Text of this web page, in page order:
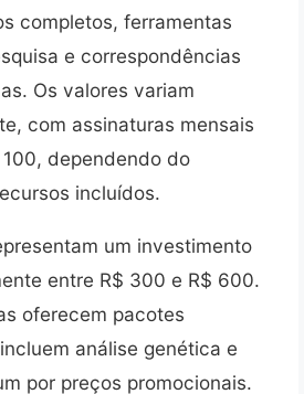
completos, ferramentas
e correspondências
Os valores variam
com assinaturas mensais
dependendo do
incluídos.
um investimento
entre R$ 300 e R$ 600.
oferecem pacotes
análise genética e
por preços promocionais.